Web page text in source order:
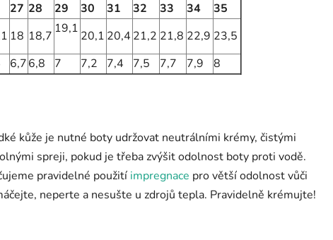
27 28 29 30 31 32 33 34
35
18 18,7 19,1 20,1 20,4 21,2 21,8 22,9 23,5
6,76,8 7 7,2 7,4 7,5 7,7 7,9 8
kůže je nutné boty udržovat neutrálními krémy, čistými
spreji, pokud je třeba zvýšit odolnost boty proti vodě.
pravidelné použití impregnace pro větší odolnost vůči
neperte a nesušte u zdrojů tepla. Pravidelně krémujte!